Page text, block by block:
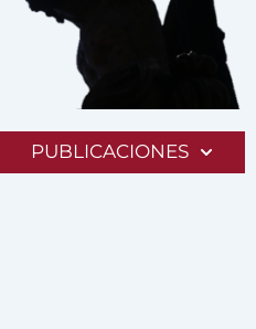
PUBLICACIONES